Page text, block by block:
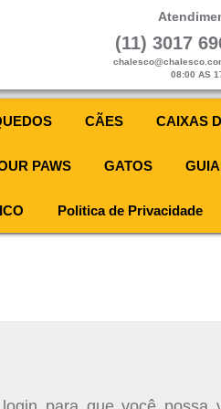
(11) 3017
08:00 AS
CÃES CAIXAS
PAWS GATOS
Politica de Privacidade